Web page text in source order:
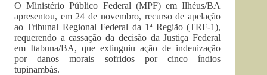
O Ministério Público Federal (MPF) em Ilhéus/BA
apresentou, em 24 de novembro, recurso de apelação
ao Tribunal Regional Federal da 1ª Região (TRF-1),
requerendo a cassação da decisão da Justiça Federal
em Itabuna/BA, que extinguiu ação de indenização
por danos morais sofridos por cinco índios
tupinambás.